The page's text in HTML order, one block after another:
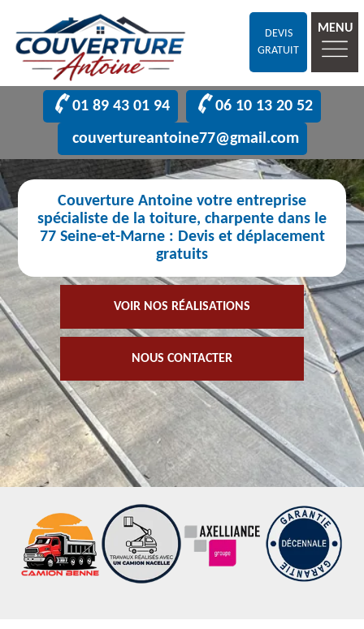
DEVIS
GRATUIT
MENU
01 89 43 01 94
06 10 13 20 52
couvertureantoine77@gmail.com
Couverture Antoine votre entreprise
spécialiste de la toiture, charpente dans le
77 Seine-et-Marne : Devis et déplacement
gratuits
VOIR NOS RÉALISATIONS
NOUS CONTACTER